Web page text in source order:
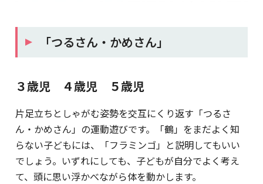
「つるさん・かめさん」
３歳児 ４歳児 ５歳児
片足立ちとしゃがむ姿勢を交互にくり返す「つるさ
ん・かめさん」の運動遊びです。「鶴」をまだよく知
らない子どもには、「フラミンゴ」と説明してもいい
でしょう。いずれにしても、子どもが自分でよく考え
て、頭に思い浮かべながら体を動かします。